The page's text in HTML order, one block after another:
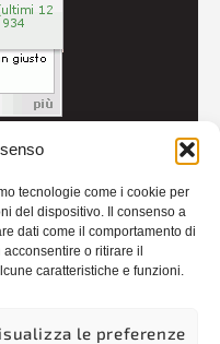
tecnologie come i cookie per
del dispositivo. Il consenso a
dati come il comportamento di
o ritirare il
caratteristiche e funzioni.
le preferenze